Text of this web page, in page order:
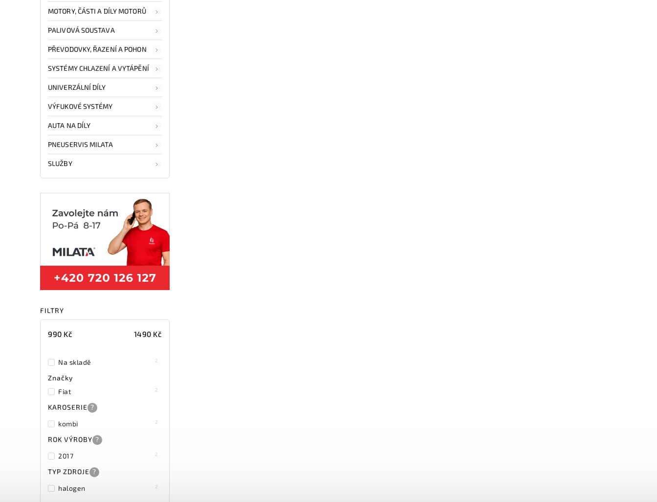
MOTORY, ČÁSTI A DÍLY MOTORŮ
PALIVOVÁ SOUSTAVA
PŘEVODOVKY, ŘAZENÍ A POHON
SYSTÉMY CHLAZENÍ A VYTÁPĚNÍ
UNIVERZÁLNÍ DÍLY
VÝFUKOVÉ SYSTÉMY
AUTA NA DÍLY
PNEUSERVIS MILATA
SLUŽBY
FILTRY
990 Kč 1490 Kč
Na skladě 2
Značky
Fiat
2
KAROSERIE ?
kombi
2
ROK VÝROBY ?
2017
2
TYP ZDROJE ?
halogen
2